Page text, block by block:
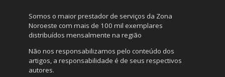
Somos o maior prestador de serviços da Zona
Noroeste com mais de 100 mil exemplares
distribuídos mensalmente na região
Não nos responsabilizamos pelo conteúdo dos
artigos, a responsabilidade é de seus respectivos
autores.